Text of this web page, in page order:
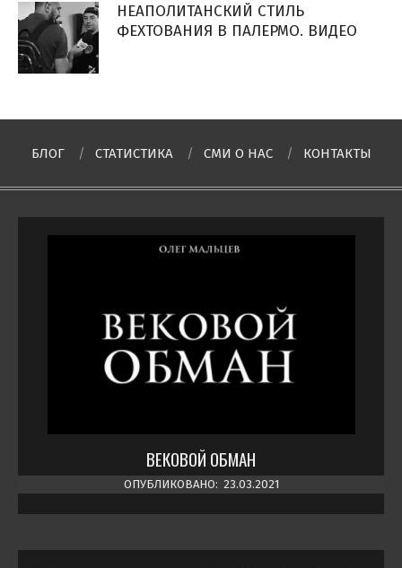
НЕАПОЛИТАНСКИЙ СТИЛЬ
ФЕХТОВАНИЯ В ПАЛЕРМО. ВИДЕО
БЛОГ СТАТИСТИКА СМИ О НAC КОНТАКТЫ
ВЕКОВОЙ ОБМАН
ОПУБЛИКОВАНО: 23.03.2021